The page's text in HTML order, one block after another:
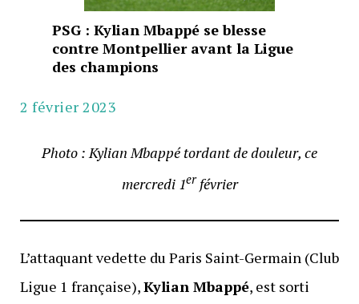
PSG : Kylian Mbappé se blesse
contre Montpellier avant la Ligue
des champions
2 février 2023
Photo : Kylian Mbappé tordant de douleur, ce
mercredi 1erfévrier
L’attaquant vedette du Paris Saint-Germain (Club
Ligue 1 française),Kylian Mbappé, est sorti